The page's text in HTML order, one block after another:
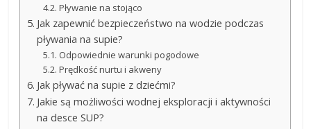
Pływanie na stojąco
Jak zapewnić bezpieczeństwo na wodzie podczas
pływania na supie?
Odpowiednie warunki pogodowe
Prędkość nurtu i akweny
Jak pływać na supie z dziećmi?
Jakie są możliwości wodnej eksploracji i aktywności
na desce SUP?